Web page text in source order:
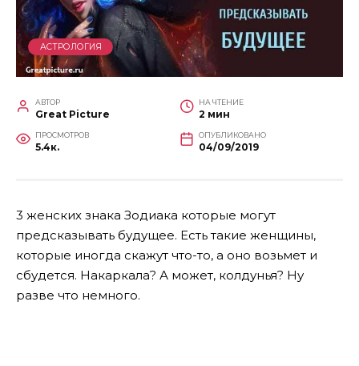
АСТРОЛОГИЯ
АВТОР
Great Picture
НА ЧТЕНИЕ
2 мин
ПРОСМОТРОВ
5.4к.
ОПУБЛИКОВАНО
04/09/2019
3 женских знака Зодиака которые могут
предсказывать будущее. Есть такие женщины,
которые иногда скажут что-то, а оно возьмет и
сбудется. Накаркала? А может, колдунья? Ну
разве что немного.